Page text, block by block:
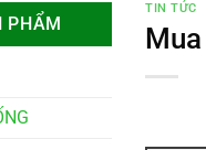
PHẨM
TIN TỨC